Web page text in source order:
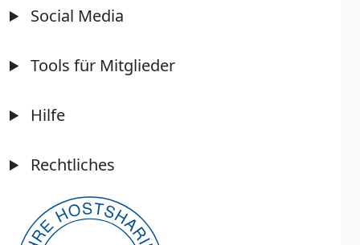
Social Media
Tools für Mitglieder
Hilfe
Rechtliches